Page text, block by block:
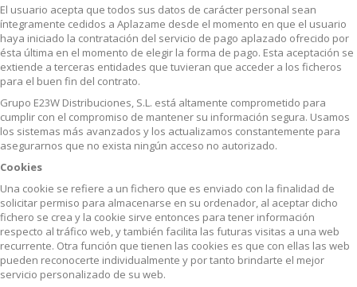
El usuario acepta que todos sus datos de carácter personal sean
íntegramente cedidos a Aplazame desde el momento en que el usuario
haya iniciado la contratación del servicio de pago aplazado ofrecido por
ésta última en el momento de elegir la forma de pago. Esta aceptación se
extiende a terceras entidades que tuvieran que acceder a los ficheros
para el buen fin del contrato.
Grupo E23W Distribuciones, S.L. está altamente comprometido para
cumplir con el compromiso de mantener su información segura. Usamos
los sistemas más avanzados y los actualizamos constantemente para
asegurarnos que no exista ningún acceso no autorizado.
Cookies
Una cookie se refiere a un fichero que es enviado con la finalidad de
solicitar permiso para almacenarse en su ordenador, al aceptar dicho
fichero se crea y la cookie sirve entonces para tener información
respecto al tráfico web, y también facilita las futuras visitas a una web
recurrente. Otra función que tienen las cookies es que con ellas las web
pueden reconocerte individualmente y por tanto brindarte el mejor
servicio personalizado de su web.